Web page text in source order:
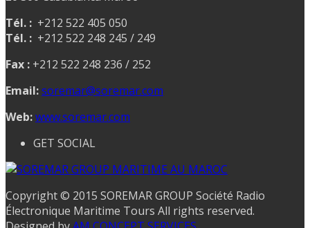
Tél. : +212 522 405 050
Tél. : +212 522 248 245 / 249
Fax : +212 522 248 236 / 252
Email:soremar@soremar.com
Web:www.soremar.com
GET SOCIAL
Copyright © 2015 SOREMAR GROUP Société Radio
Électronique Maritime Tours All rights reserved.